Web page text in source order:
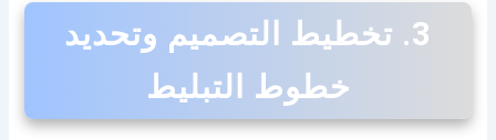
3. تخطيط التصميم وتحديد
خطوط التبليط